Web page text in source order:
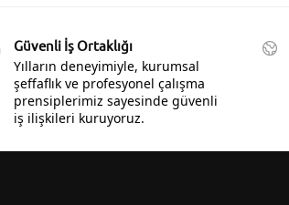
Güvenli İş Ortaklığı
Yılların deneyimiyle, kurumsal
şeffaflık ve profesyonel çalışma
prensiplerimiz sayesinde güvenli
iş ilişkileri kuruyoruz.